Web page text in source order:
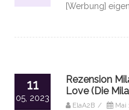
[Werbung]
11
05, 2023
Rezension
Love (Die
ElaA2B / Mai